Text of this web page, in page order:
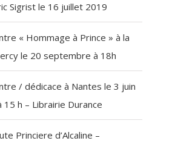
Sigrist le 16 juillet 2019
« Hommage à Prince » à la
le 20 septembre à 18h
/ dédicace à Nantes le 3 juin
15 h – Librairie Durance
Princiere d’Alcaline –